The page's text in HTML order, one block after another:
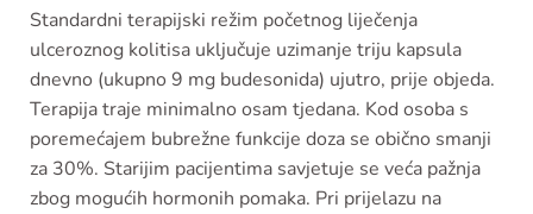
Standardni terapijski režim početnog liječenja
ulceroznog kolitisa uključuje uzimanje triju kapsula
dnevno (ukupno 9 mg budesonida) ujutro, prije objeda.
Terapija traje minimalno osam tjedana. Kod osoba s
poremećajem bubrežne funkcije doza se obično smanji
za 30%. Starijim pacijentima savjetuje se veća pažnja
zbog mogućih hormonih pomaka. Pri prijelazu na